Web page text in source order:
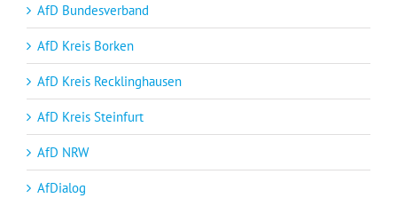
AfD Bundesverband
AfD Kreis Borken
AfD Kreis Recklinghausen
AfD Kreis Steinfurt
AfD NRW
AfDialog